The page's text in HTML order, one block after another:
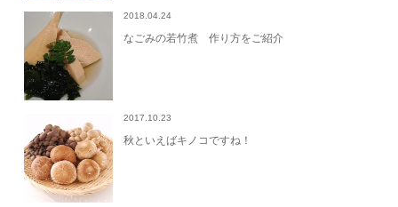
2018.04.24
なごみの若竹煮 作り方をご紹介
2017.10.23
秋といえばキノコですね！